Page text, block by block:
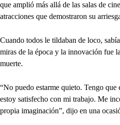
que amplió más allá de las salas de
atracciones que demostraron su
Cuando todos le tildaban de loco,
miras de la época y la innovación fue
muerte.
“No puedo estarme quieto. Tengo
estoy satisfecho con mi trabajo. Me
propia imaginación”, dijo en una